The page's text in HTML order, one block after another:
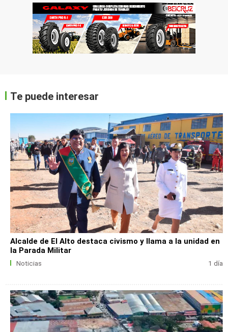
Te puede interesar
Alcalde de El Alto destaca civismo y llama a la unidad en
la Parada Militar
Noticias 1 día